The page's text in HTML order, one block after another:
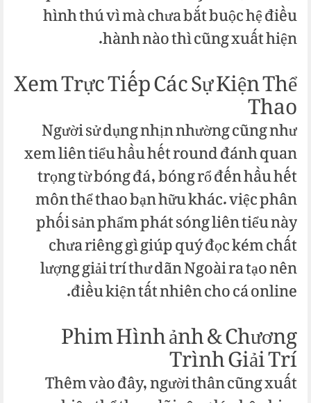
hình thú vì mà chưa bắt buộc hệ điều
hành nào thì cũng xuất hiện.
Xem Trực Tiếp Các Sự Kiện Thể
Thao
Người sử dụng nhịn nhường cũng như
xem liên tiểu hầu hết round đánh quan
trọng từ bóng đá, bóng rổ đến hầu hết
môn thể thao bạn hữu khác. việc phân
phối sản phẩm phát sóng liên tiểu này
chưa riêng gì giúp quý đọc kém chất
lượng giải trí thư dãn Ngoài ra tạo nên
điều kiện tất nhiên cho cá online.
Phim Hình ảnh & Chương
Trình Giải Trí
Thêm vào đây, người thân cũng xuất